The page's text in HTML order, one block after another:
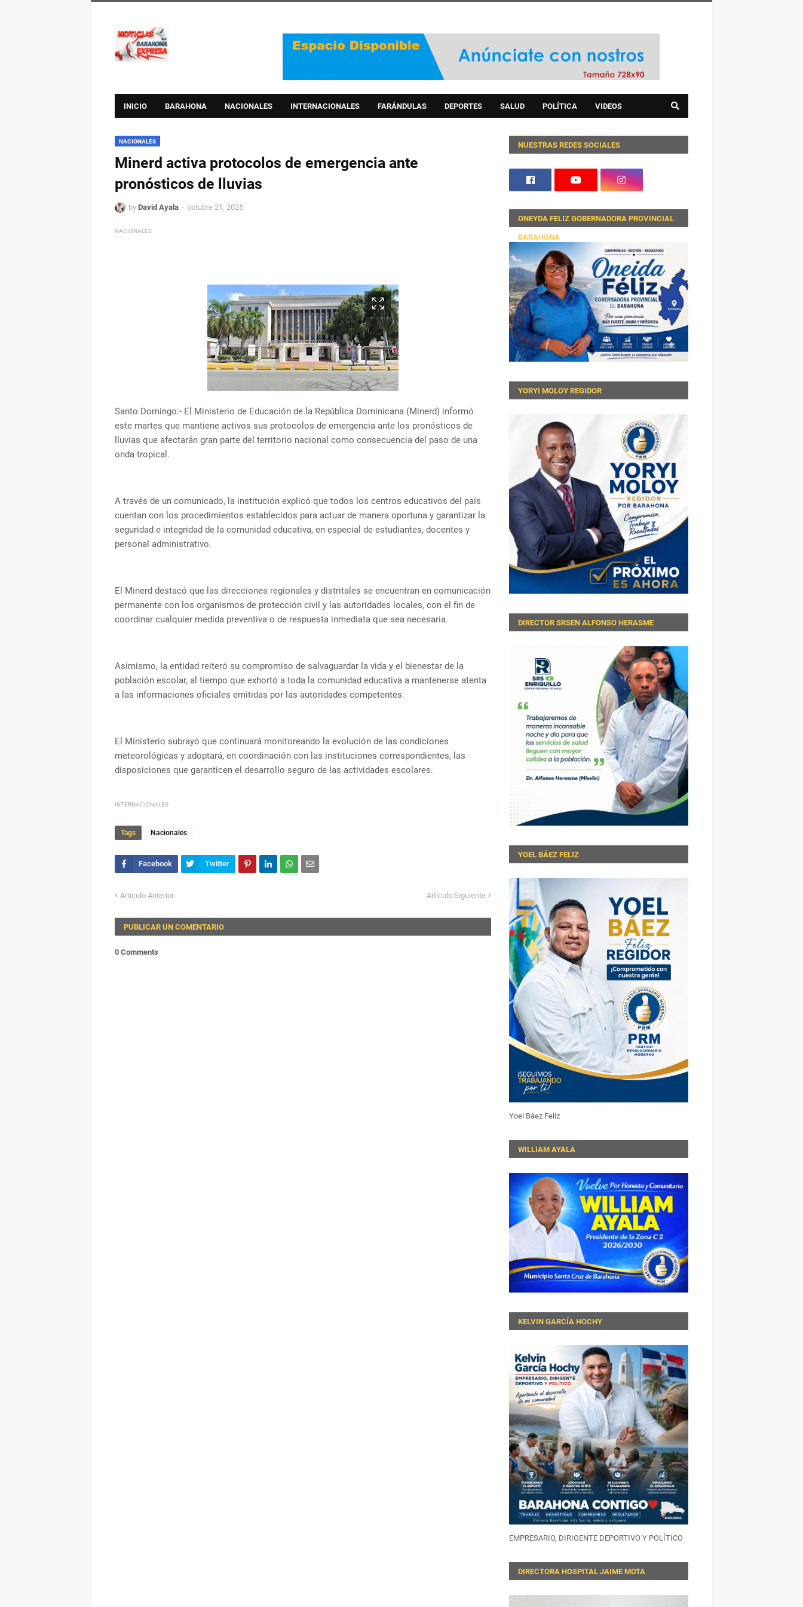
INICIO BARAHONA NACIONALES INTERNACIONALES FARÁNDULAS DEPORTES SALUD POLÍTICA VIDEOS
NACIONALES
Minerd activa protocolos de emergencia ante
pronósticos de lluvias
by David Ayala octubre 21, 2025
NACIONALES
Santo Domingo:- El Ministerio de Educación de la República Dominicana (Minerd) informó
este martes que mantiene activos sus protocolos de emergencia ante los pronósticos de
lluvias que afectarán gran parte del territorio nacional como consecuencia del paso de una
onda tropical.
A través de un comunicado, la institución explicó que todos los centros educativos del país
cuentan con los procedimientos establecidos para actuar de manera oportuna y garantizar la
seguridad e integridad de la comunidad educativa, en especial de estudiantes, docentes y
personal administrativo.
El Minerd destacó que las direcciones regionales y distritales se encuentran en comunicación
permanente con los organismos de protección civil y las autoridades locales, con el fin de
coordinar cualquier medida preventiva o de respuesta inmediata que sea necesaria.
Asimismo, la entidad reiteró su compromiso de salvaguardar la vida y el bienestar de la
población escolar, al tiempo que exhortó a toda la comunidad educativa a mantenerse atenta
a las informaciones oficiales emitidas por las autoridades competentes.
El Ministerio subrayó que continuará monitoreando la evolución de las condiciones
meteorológicas y adoptará, en coordinación con las instituciones correspondientes, las
disposiciones que garanticen el desarrollo seguro de las actividades escolares.
INTERNACIONALES
Tags Nacionales
Artículo Anterior Artículo Siguiente
PUBLICAR UN COMENTARIO
0 Comments
NUESTRAS REDES SOCIALES
ONEYDA FELIZ GOBERNADORA PROVINCIAL
BARAHONA
YORYI MOLOY REGIDOR
DIRECTOR SRSEN ALFONSO HERASME
YOEL BÁEZ FELIZ
Yoel Báez Feliz
WILLIAM AYALA
KELVIN GARCÍA HOCHY
EMPRESARIO, DIRIGENTE DEPORTIVO Y POLÍTICO
DIRECTORA HOSPITAL JAIME MOTA